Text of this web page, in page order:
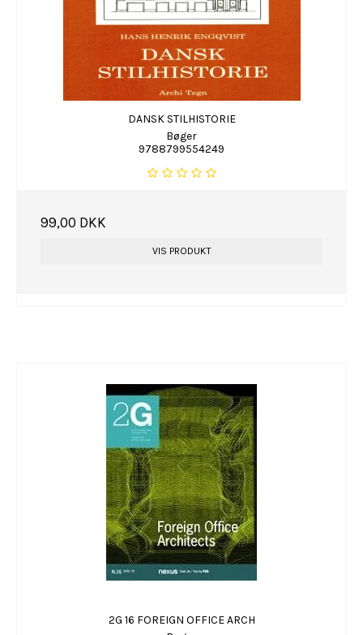
DANSK STILHISTORIE
Bøger
9788799554249
99,00 DKK
VIS PRODUKT
2G 16 FOREIGN OFFICE ARCH